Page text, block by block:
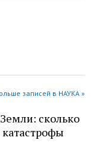
записей в НАУКА »
сколько